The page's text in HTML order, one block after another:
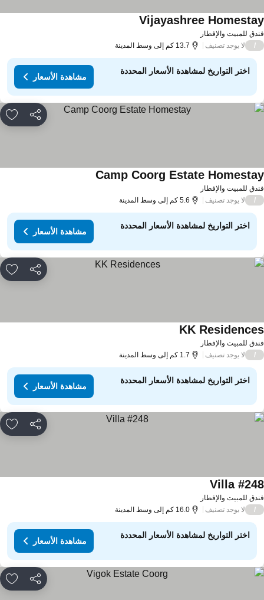
للمبيت والإفطار
Vijayashree
لا يوجد تصنيف 13.7 كم إلى وسط المدينة
اختر التواريخ لمشاهدة الأسعار المحددة
مشاهدة الأسعار
مشاركة
للمبيت والإفطار
Camp Coorg Estate
لا يوجد تصنيف 5.6 كم إلى وسط المدينة
اختر التواريخ لمشاهدة الأسعار المحددة
مشاهدة الأسعار
مشاركة
للمبيت والإفطار
KK
لا يوجد تصنيف 1.7 كم إلى وسط المدينة
اختر التواريخ لمشاهدة الأسعار المحددة
مشاهدة الأسعار
مشاركة
للمبيت والإفطار
Villa
لا يوجد تصنيف 16.0 كم إلى وسط المدينة
اختر التواريخ لمشاهدة الأسعار المحددة
مشاهدة الأسعار
مشاركة